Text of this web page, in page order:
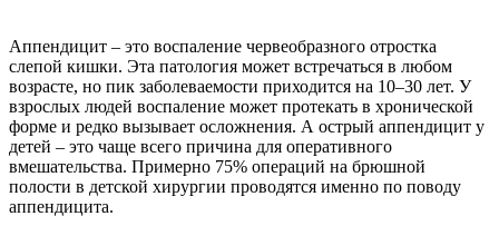
Аппендицит – это воспаление червеобразного отростка
слепой кишки. Эта патология может встречаться в любом
возрасте, но пик заболеваемости приходится на 10–30 лет. У
взрослых людей воспаление может протекать в хронической
форме и редко вызывает осложнения. А острый аппендицит у
детей – это чаще всего причина для оперативного
вмешательства. Примерно 75% операций на брюшной
полости в детской хирургии проводятся именно по поводу
аппендицита.